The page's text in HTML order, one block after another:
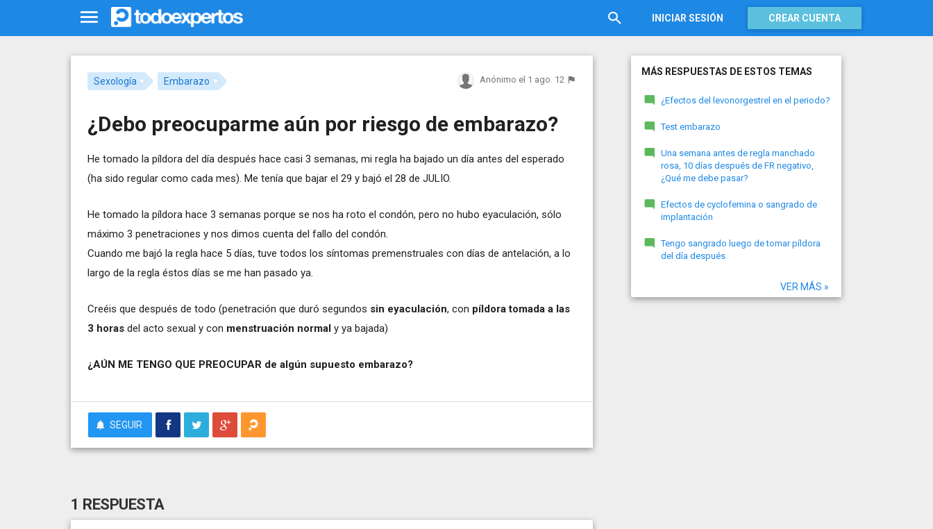
INICIAR SESIÓN CREAR CUENTA
Sexología Embarazo Anónimo el 1 ago. 12
¿Debo preocuparme aún por riesgo de embarazo?
He tomado la píldora del día después hace casi 3 semanas, mi regla ha bajado un día antes del esperado
(ha sido regular como cada mes). Me tenía que bajar el 29 y bajó el 28 de JULIO.
He tomado la píldora hace 3 semanas porque se nos ha roto el condón, pero no hubo eyaculación, sólo
máximo 3 penetraciones y nos dimos cuenta del fallo del condón.
Cuando me bajó la regla hace 5 días, tuve todos los síntomas premenstruales con días de antelación, a lo
largo de la regla éstos días se me han pasado ya.
Creéis que después de todo (penetración que duró segundos sin eyaculación, con píldora tomada a las
3 horas del acto sexual y con menstruación normal y ya bajada)
¿AÚN ME TENGO QUE PREOCUPAR de algún supuesto embarazo?
SEGUIR
1 RESPUESTA
MÁS RESPUESTAS DE ESTOS TEMAS
¿Efectos del levonorgestrel en el periodo?
Test embarazo
Una semana antes de regla manchado
rosa, 10 días después de FR negativo,
¿Qué me debe pasar?
Efectos de cyclofemina o sangrado de
implantación
Tengo sangrado luego de tomar píldora
del día después
VER MÁS »